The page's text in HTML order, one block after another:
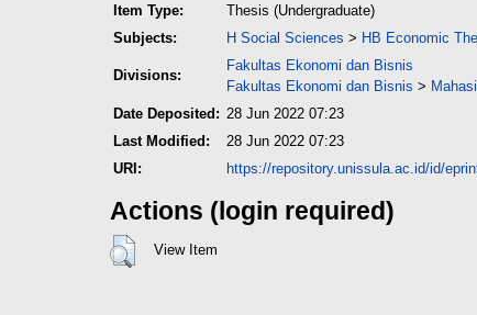
Item Type:
Thesis (Undergraduate)
Subjects:
H Social Sciences > HB Economic
Divisions:
Fakultas Ekonomi dan Bisnis
Fakultas Ekonomi dan Bisnis >
Date Deposited: 28 Jun 2022 07:23
Last Modified:
28 Jun 2022 07:23
URI:
https://repository.unissula.ac.id/id/
Actions (login required)
View Item